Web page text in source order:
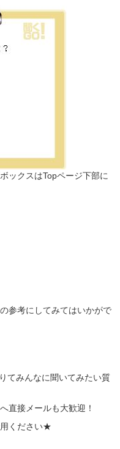
ックスはTopページ下部に
参考にしてみてはいかがで
てみんなに聞いてみたい質
直接メールも大歓迎！
ください★